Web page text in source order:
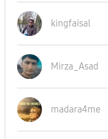
kingfaisal
Mirza_Asad
madara4me